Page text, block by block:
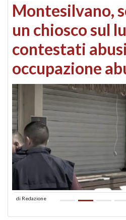
Montesilvano,
un chiosco sul
contestati
occupazione
di Redazione